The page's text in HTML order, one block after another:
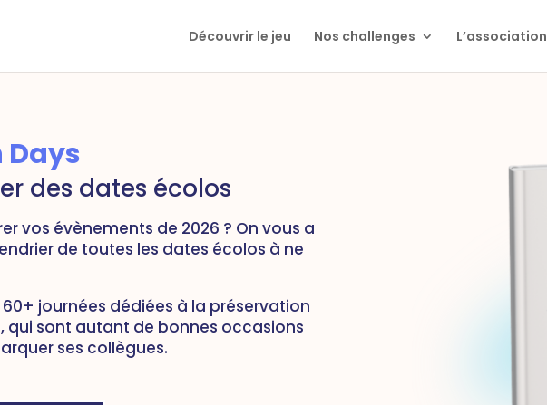
Découvrir le jeu Nos challenges L’association
Days
des dates écolos
vos évènements de 2026 ? On vous a
de toutes les dates écolos à ne
60+ journées dédiées à la préservation
, qui sont autant de bonnes occasions
ses collègues.